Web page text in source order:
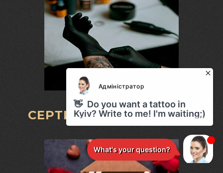
СЕРТИФИКАТ НА ТАТУ